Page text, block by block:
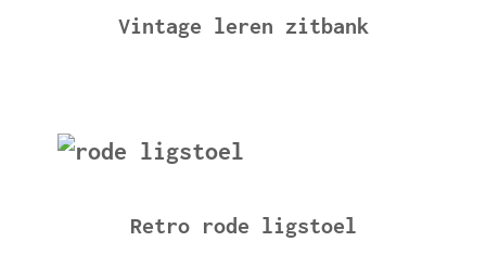
Vintage leren zitbank
Retro rode ligstoel